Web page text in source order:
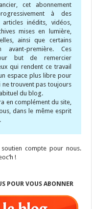
cet abonnement
à des
inédits, vidéos,
mises en lumière,
ainsi que certains
avant-première. Ces
but de remercier
qui rendent ce travail
espace plus libre pour
trouvent pas toujours
du blog.
en complément du site,
dans le même esprit
compte pour nous.
!
POUR VOUS ABONNER